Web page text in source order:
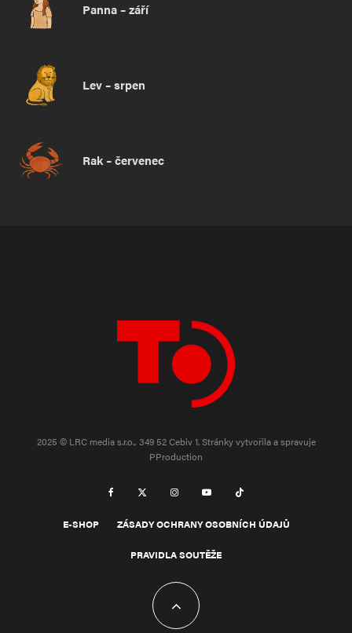
Panna – září
Lev – srpen
Rak – červenec
2025 © LRC media s.r.o., 349 52 Cebiv 1.Stránky vytvořila a spravuje
PProduction
E-SHOP ZÁSADY OCHRANY OSOBNÍCH ÚDAJŮ
PRAVIDLA SOUTĚŽE